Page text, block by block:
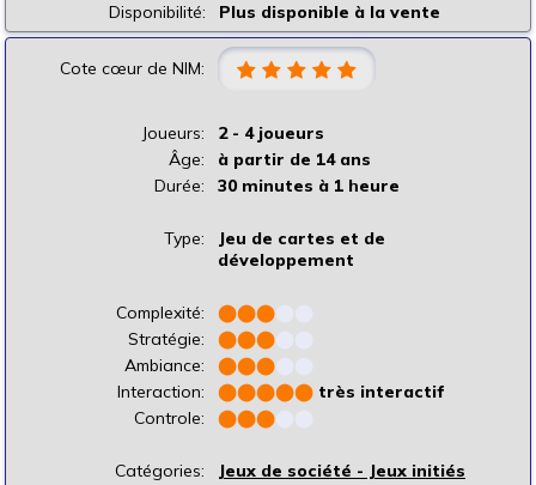
Disponibilité: Plus disponible à la vente
Cote cœur de NIM:
Joueurs:
2 - 4 joueurs
Âge:
à partir de 14 ans
Durée:
30 minutes à 1 heure
Type:
Jeu de cartes et de
développement
Complexité: ⬤⬤⬤
Stratégie:
⬤⬤⬤
Ambiance:
⬤⬤⬤
Interaction:
⬤⬤⬤⬤⬤ très interactif
Controle:
⬤⬤⬤
Catégories:
Jeux de société - Jeux initiés